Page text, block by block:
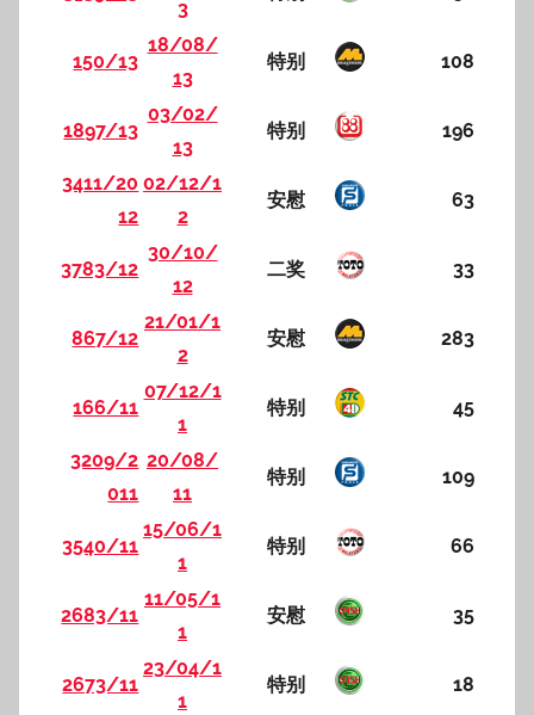
3
150/13
18/08/
13
特别 108
1897/13
03/02/
13
特别 196
3411/20
12
02/12/1
2
安慰 63
3783/12
30/10/
12
二奖 33
867/12
21/01/1
2
安慰 283
166/11
07/12/1
1
特别 45
3209/2
011
20/08/
11
特别 109
3540/11
15/06/1
1
特别 66
2683/11
11/05/1
1
安慰 35
2673/11
23/04/1
1
特别 18